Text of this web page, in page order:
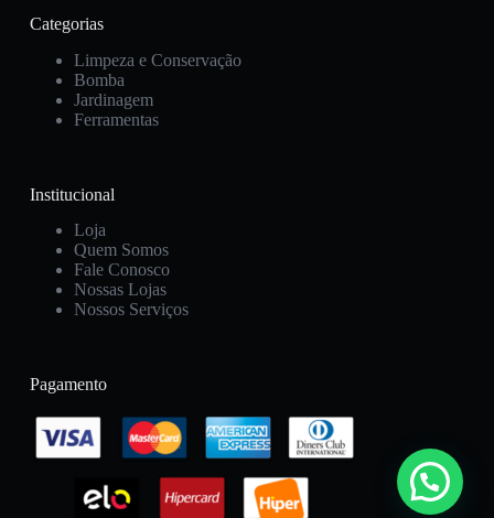
Categorias
Limpeza e Conservação
Bomba
Jardinagem
Ferramentas
Institucional
Loja
Quem Somos
Fale Conosco
Nossas Lojas
Nossos Serviços
Pagamento